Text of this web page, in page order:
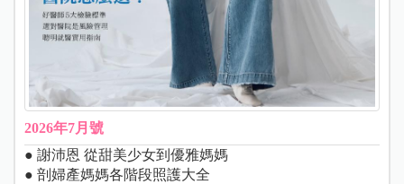
2026年7月號
● 謝沛恩 從甜美少女到優雅媽媽
● 剖婦產媽媽各階段照護大全